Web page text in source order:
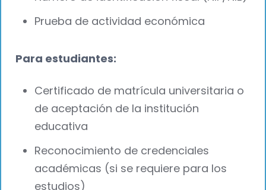
Prueba de actividad económica
Para estudiantes:
Certificado de matrícula universitaria o
de aceptación de la institución
educativa
Reconocimiento de credenciales
académicas (si se requiere para los
estudios)